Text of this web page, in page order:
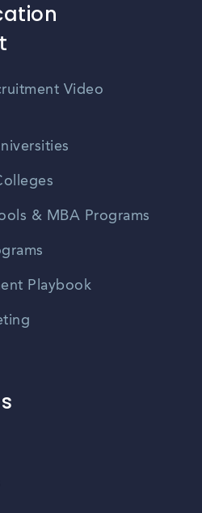
Video
& MBA Programs
Playbook